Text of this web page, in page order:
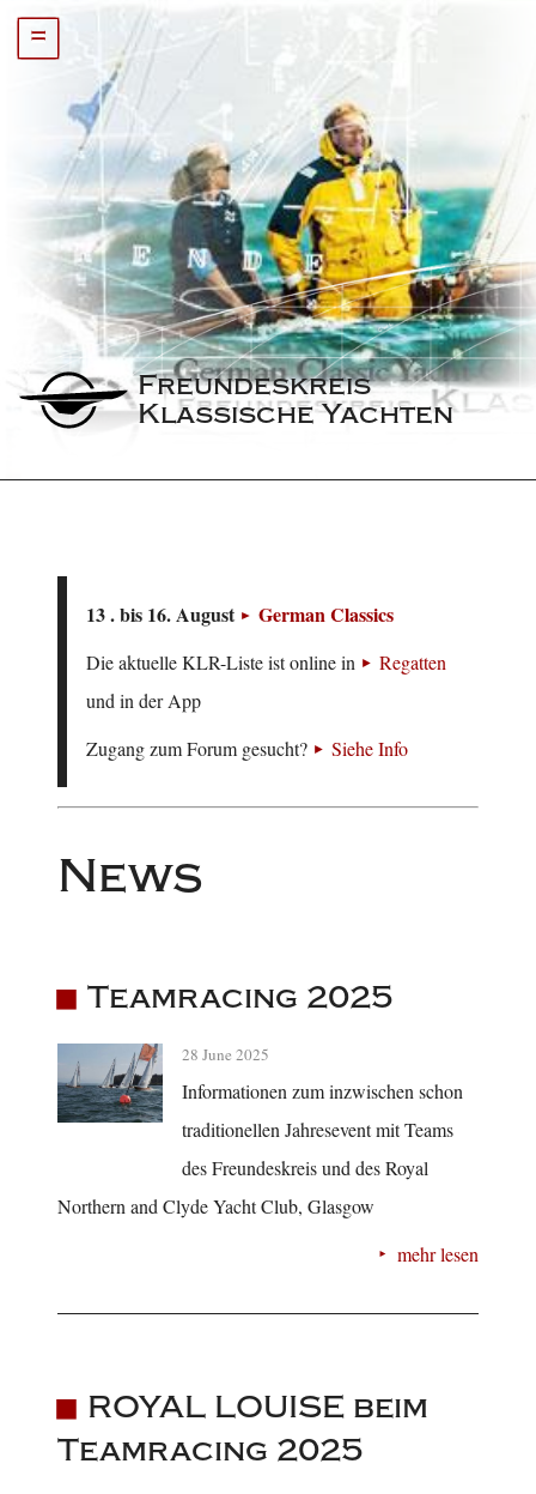
=
Freundeskreis
Klassische Yachten
13 . bis 16. August German Classics
Die aktuelle KLR-Liste ist online in
Regatten
und in der App
Zugang zum Forum gesucht?
Siehe Info
News
Teamracing 2025
28 June 2025
Informationen zum inzwischen schon
traditionellen Jahresevent mit Teams
des Freundeskreis und des Royal
Northern and Clyde Yacht Club, Glasgow
mehr lesen
ROYAL LOUISE beim
Teamracing 2025